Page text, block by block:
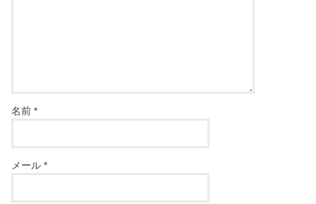
名前*
メール*